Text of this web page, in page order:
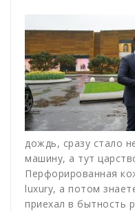
дождь, сразу стало
машину, а тут
Перфорированная
luxury, а потом
приехал в бытность